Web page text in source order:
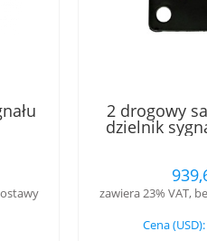
2 drogowy
dzielnik
typu Smart,
zawiera 23% VAT,
Cena (USD):